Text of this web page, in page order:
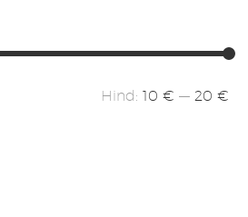
Hind: 10 € — 20 €